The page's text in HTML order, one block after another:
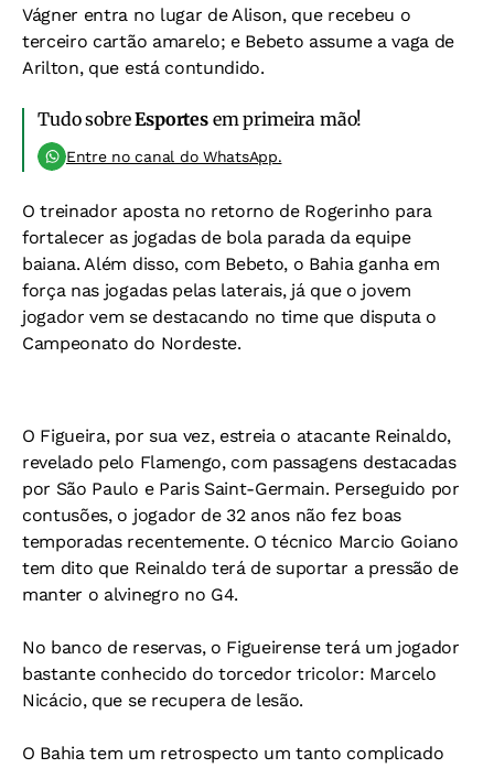
Vágner entra no lugar de Alison, que recebeu o
terceiro cartão amarelo; e Bebeto assume a vaga de
Arilton, que está contundido.
Tudo sobreEsportesem primeira mão!
Entre no canal do WhatsApp.
O treinador aposta no retorno de Rogerinho para
fortalecer as jogadas de bola parada da equipe
baiana. Além disso, com Bebeto, o Bahia ganha em
força nas jogadas pelas laterais, já que o jovem
jogador vem se destacando no time que disputa o
Campeonato do Nordeste.
O Figueira, por sua vez, estreia o atacante Reinaldo,
revelado pelo Flamengo, com passagens destacadas
por São Paulo e Paris Saint-Germain. Perseguido por
contusões, o jogador de 32 anos não fez boas
temporadas recentemente. O técnico Marcio Goiano
tem dito que Reinaldo terá de suportar a pressão de
manter o alvinegro no G4.
No banco de reservas, o Figueirense terá um jogador
bastante conhecido do torcedor tricolor: Marcelo
Nicácio, que se recupera de lesão.
O Bahia tem um retrospecto um tanto complicado